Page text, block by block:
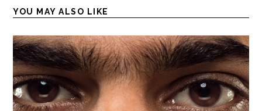
YOU MAY ALSO LIKE